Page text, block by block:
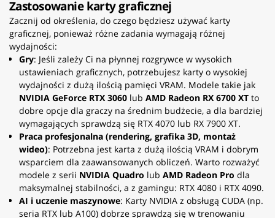
Zastosowanie karty graficznej
Zacznij od określenia, do czego będziesz używać karty
graficznej, ponieważ różne zadania wymagają różnej
wydajności:
Gry: Jeśli zależy Ci na płynnej rozgrywce w wysokich
ustawieniach graficznych, potrzebujesz karty o wysokiej
wydajności z dużą ilością pamięci VRAM. Modele takie jak
NVIDIA GeForce RTX 3060 lub AMD Radeon RX 6700 XT to
dobre opcje dla graczy na średnim budżecie, a dla bardziej
wymagających sprawdzą się RTX 4070 lub RX 7900 XT.
Praca profesjonalna (rendering, grafika 3D, montaż
wideo): Potrzebna jest karta z dużą ilością VRAM i dobrym
wsparciem dla zaawansowanych obliczeń. Warto rozważyć
modele z serii NVIDIA Quadro lub AMD Radeon Pro dla
maksymalnej stabilności, a z gamingu: RTX 4080 i RTX 4090.
AI i uczenie maszynowe: Karty NVIDIA z obsługą CUDA (np.
seria RTX lub A100) dobrze sprawdzą się w trenowaniu